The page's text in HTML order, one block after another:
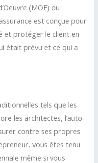
(MOE) ou
est conçue pour
et protéger le client en
était prévu et ce qui a
tels que les
les architectes, l’auto-
contre ses propres
vous êtes tenu
même si vous